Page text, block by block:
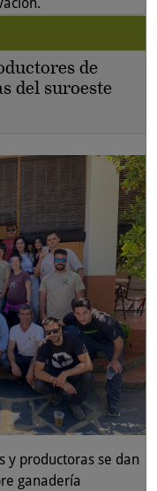
de
del suroeste
y productoras se dan
ganadería